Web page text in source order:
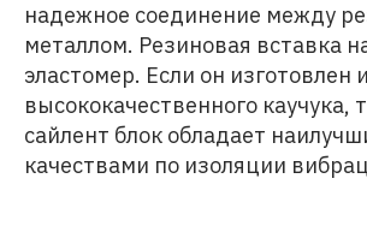
надежное соединение между
металлом. Резиновая вставка
эластомер. Если он изготовлен
высококачественного каучука,
сайлент блок обладает
качествами по изоляции